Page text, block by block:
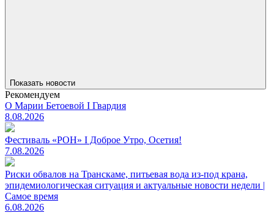
Показать новости
Рекомендуем
О Марии Бетоевой I Гвардия
8.08.2026
Фестиваль «РОН» I Доброе Утро, Осетия!
7.08.2026
Риски обвалов на Транскаме, питьевая вода из-под крана,
эпидемиологическая ситуация и актуальные новости недели |
Самое время
6.08.2026